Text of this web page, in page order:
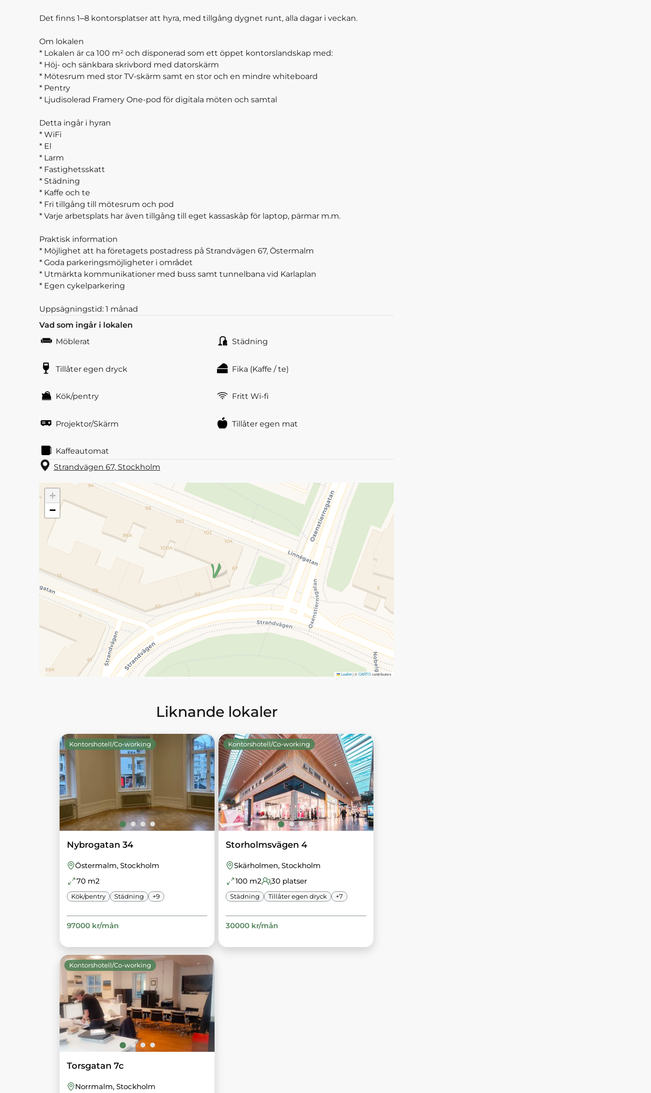
Det finns 1–8 kontorsplatser att hyra, med tillgång dygnet runt, alla dagar i veckan.
Om lokalen
* Lokalen är ca 100 m² och disponerad som ett öppet kontorslandskap med:
* Höj- och sänkbara skrivbord med datorskärm
* Mötesrum med stor TV-skärm samt en stor och en mindre whiteboard
* Pentry
* Ljudisolerad Framery One-pod för digitala möten och samtal
Detta ingår i hyran
* WiFi
* El
* Larm
* Fastighetsskatt
* Städning
* Kaffe och te
* Fri tillgång till mötesrum och pod
* Varje arbetsplats har även tillgång till eget kassaskåp för laptop, pärmar m.m.
Praktisk information
* Möjlighet att ha företagets postadress på Strandvägen 67, Östermalm
* Goda parkeringsmöjligheter i området
* Utmärkta kommunikationer med buss samt tunnelbana vid Karlaplan
* Egen cykelparkering
Uppsägningstid: 1 månad
Vad som ingår i lokalen
Möblerat
Städning
Tillåter egen dryck Fika (Kaffe / te)
Kök/pentry Fritt Wi-fi
Projektor/Skärm Tillåter egen mat
Kaffeautomat
Strandvägen 67, Stockholm
+
−
Leaflet |©CARTOcontributors
Liknande lokaler
Kontorshotell/Co-working
Nybrogatan 34
Östermalm, Stockholm
70 m2
Kök/pentry Städning +9
97000 kr/mån
Kontorshotell/Co-working
Storholmsvägen 4
Skärholmen, Stockholm
100m2 30platser
Städning Tillåter egen dryck +7
30000kr/mån
Kontorshotell/Co-working
Torsgatan 7c
Norrmalm, Stockholm